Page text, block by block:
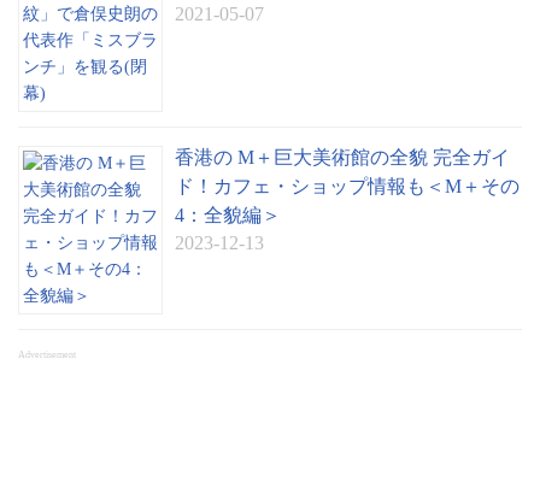
2021-05-07
香港の M＋巨大美術館の全貌 完全ガイ
ド！カフェ・ショップ情報も＜M＋その
4：全貌編＞
2023-12-13
Advertisement